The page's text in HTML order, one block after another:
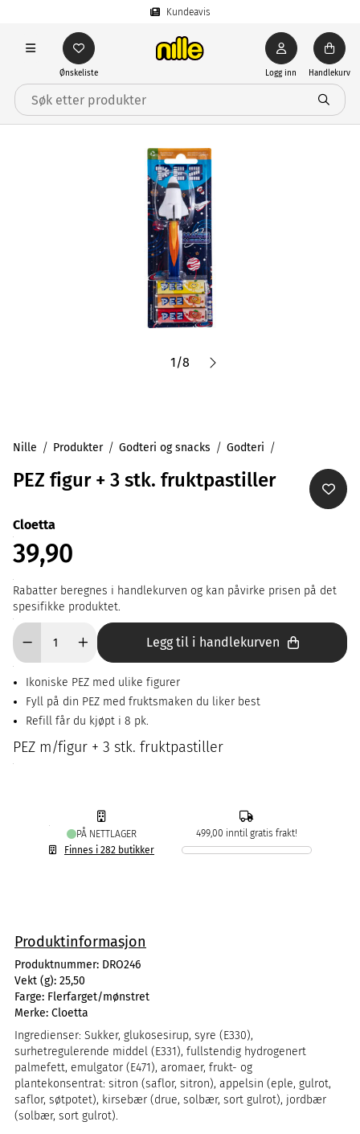
Kundeavis
Ønskeliste Logg inn Handlekurv
1/8
Nille Produkter Godteri og snacks Godteri
PEZ figur + 3 stk. fruktpastiller
Cloetta
39,90
Rabatter beregnes i handlekurven og kan påvirke prisen på det
spesifikke produktet.
Legg til i handlekurven
Ikoniske PEZ med ulike figurer
Fyll på din PEZ med fruktsmaken du liker best
Refill får du kjøpt i 8 pk.
PEZ m/figur + 3 stk. fruktpastiller
PÅ NETTLAGER
Finnes i 282 butikker
499,00 inntil gratis frakt!
Produktinformasjon
Produktnummer: DRO246
Vekt (g): 25,50
Farge: Flerfarget/mønstret
Merke: Cloetta
Ingredienser: Sukker, glukosesirup, syre (E330),
surhetregulerende middel (E331), fullstendig hydrogenert
palmefett, emulgator (E471), aromaer, frukt- og
plantekonsentrat: sitron (saflor, sitron), appelsin (eple, gulrot,
saflor, søtpotet), kirsebær (drue, solbær, sort gulrot), jordbær
(solbær, sort gulrot).